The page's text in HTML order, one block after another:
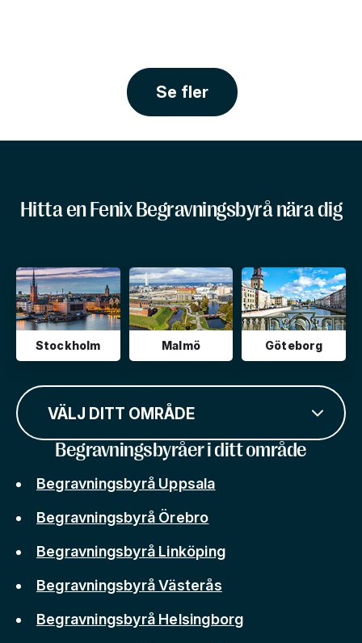
Se fler
Hitta en Fenix Begravningsbyrå nära dig
Stockholm Malmö Göteborg
VÄLJ DITT OMRÅDE
Begravningsbyråer i ditt område
Begravningsbyrå Uppsala
Begravningsbyrå Örebro
Begravningsbyrå Linköping
Begravningsbyrå Västerås
Begravningsbyrå Helsingborg